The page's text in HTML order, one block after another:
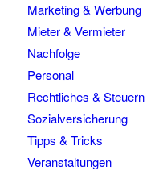
Marketing & Werbung
Mieter & Vermieter
Nachfolge
Personal
Rechtliches & Steuern
Sozialversicherung
Tipps & Tricks
Veranstaltungen